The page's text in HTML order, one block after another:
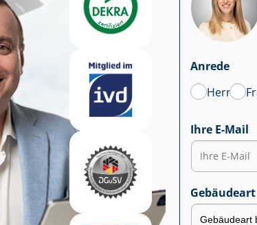
Anrede
Herr
Ihre E-Mail
Gebäudeart